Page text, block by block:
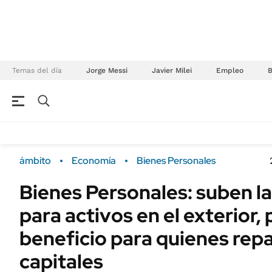
Temas del día Jorge Messi Javier Milei Empleo
Campo
FINANZAS
Dólar
Sustentabilidad
Seguros
POLÍTICA
ámbito Economía Bienes Personales
Bienes Personales: suben
para activos en el exterior,
beneficio para quienes
capitales